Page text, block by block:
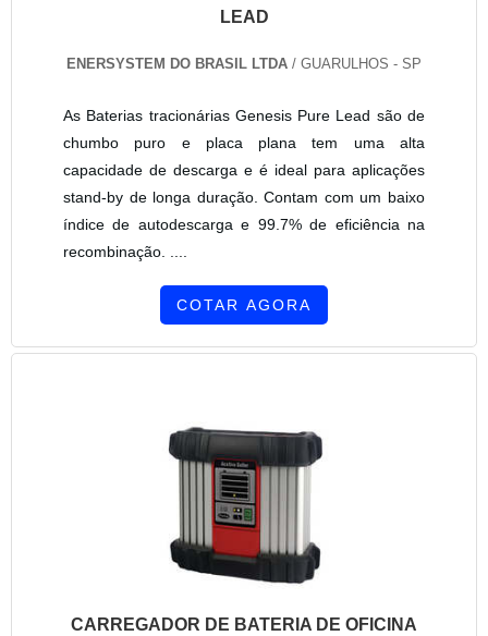
LEAD
ENERSYSTEM DO BRASIL LTDA / GUARULHOS - SP
As Baterias tracionárias Genesis Pure Lead são de
chumbo puro e placa plana tem uma alta
capacidade de descarga e é ideal para aplicações
stand-by de longa duração. Contam com um baixo
índice de autodescarga e 99.7% de eficiência na
recombinação. ....
COTAR AGORA
CARREGADOR DE BATERIA DE OFICINA